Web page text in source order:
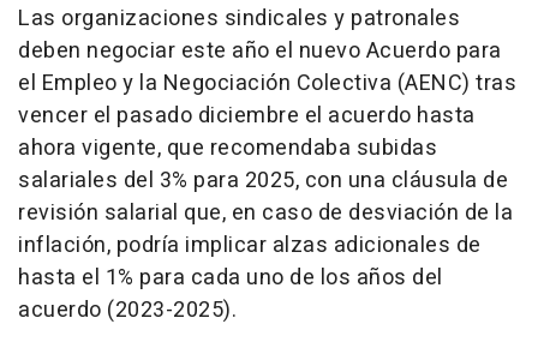
Las organizaciones sindicales y patronales
deben negociar este año el nuevo Acuerdo para
el Empleo y la Negociación Colectiva (AENC) tras
vencer el pasado diciembre el acuerdo hasta
ahora vigente, que recomendaba subidas
salariales del 3% para 2025, con una cláusula de
revisión salarial que, en caso de desviación de la
inflación, podría implicar alzas adicionales de
hasta el 1% para cada uno de los años del
acuerdo (2023-2025).